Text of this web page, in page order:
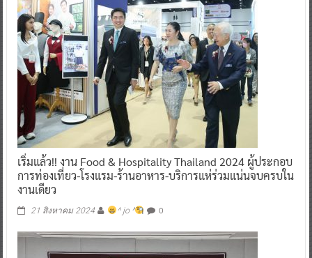
เริ่มแล้ว!! งาน Food & Hospitality Thailand 2024 ผู้ประกอบ
การท่องเที่ยว-โรงแรม-ร้านอาหาร-บริการแห่ร่วมแน่นจบครบใน
งานเดียว
21 สิงหาคม 2024 ^ jo ^ 0